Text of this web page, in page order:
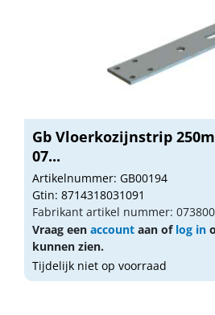
Gb Vloerkozijnstrip
07...
Artikelnummer: GB00194
Gtin: 8714318031091
Fabrikant artikel nummer:
Vraag een account aan of log in
kunnen zien.
Tijdelijk niet op voorraad